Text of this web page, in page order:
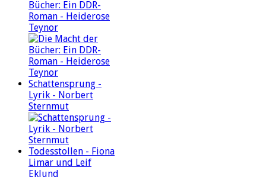
Bücher: Ein DDR-
Roman - Heiderose
Teynor
Schattensprung -
Lyrik - Norbert
Sternmut
Todesstollen - Fiona
Limar und Leif
Eklund